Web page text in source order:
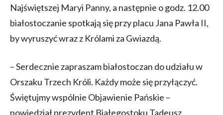
Najświętszej Maryi Panny, a następnie o godz. 12.00
białostoczanie spotkają się przy placu Jana Pawła II,
by wyruszyć wraz z Królami za Gwiazdą.
– Serdecznie zapraszam białostoczan do udziału w
Orszaku Trzech Króli. Każdy może się przyłączyć.
Świętujmy wspólnie Objawienie Pańskie –
powiedział prezydent Białegostoku Tadeusz